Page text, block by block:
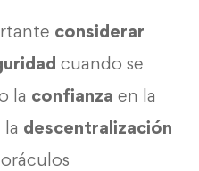
considerar
cuando se
la confianza en la
descentralización